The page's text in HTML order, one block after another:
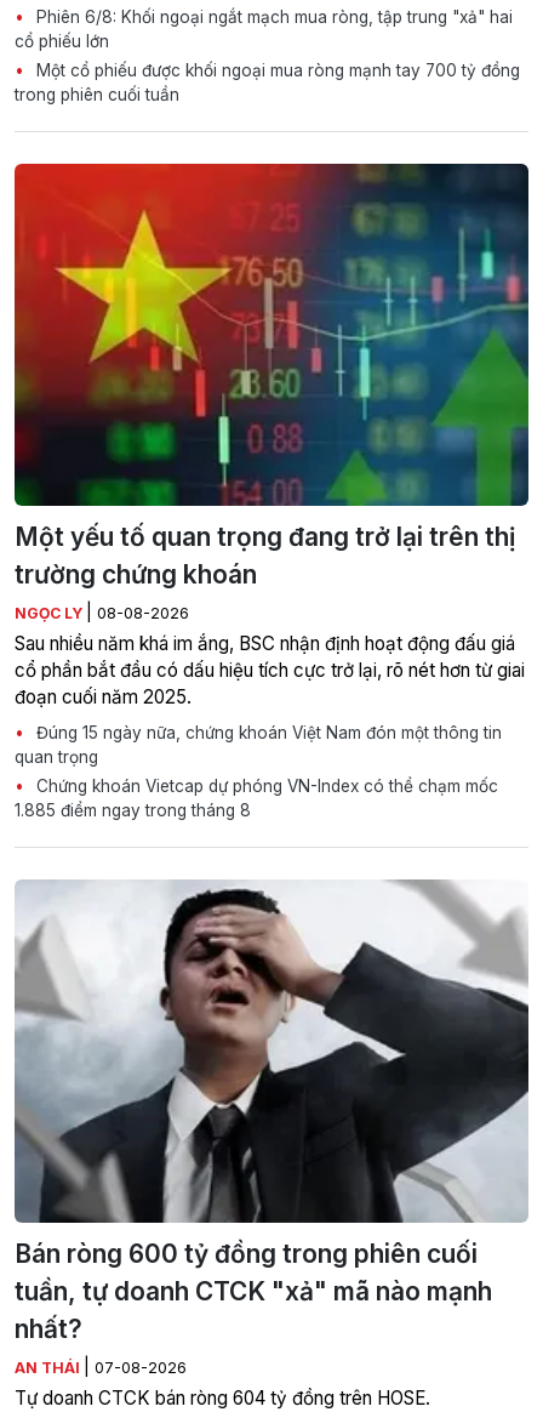
Phiên 6/8: Khối ngoại ngắt mạch mua ròng, tập trung "xả" hai
cổ phiếu lớn
Một cổ phiếu được khối ngoại mua ròng mạnh tay 700 tỷ đồng
trong phiên cuối tuần
Một yếu tố quan trọng đang trở lại trên thị
trường chứng khoán
NGỌC LY 08-08-2026
Sau nhiều năm khá im ắng, BSC nhận định hoạt động đấu giá
cổ phần bắt đầu có dấu hiệu tích cực trở lại, rõ nét hơn từ giai
đoạn cuối năm 2025.
Đúng 15 ngày nữa, chứng khoán Việt Nam đón một thông tin
quan trọng
Chứng khoán Vietcap dự phóng VN-Index có thể chạm mốc
1.885 điểm ngay trong tháng 8
Bán ròng 600 tỷ đồng trong phiên cuối
tuần, tự doanh CTCK "xả" mã nào mạnh
nhất?
AN THÁI 07-08-2026
Tự doanh CTCK bán ròng 604 tỷ đồng trên HOSE.